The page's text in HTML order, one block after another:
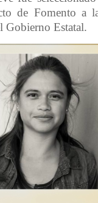
de Fomento a
Gobierno Estatal.